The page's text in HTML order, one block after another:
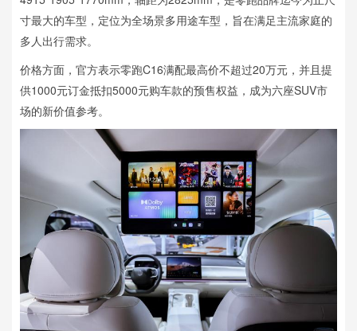
寸最大的车型，定位为全场景多用途车型，旨在满足主流家庭的
多人出行需求。
价格方面，官方表示零跑C16满配最高价不超过20万元，并且提
供1000元订金抵扣5000元购车款的预售权益，成为六座SUV市
场的新价值参考。